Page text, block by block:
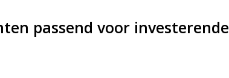
passend voor investerende